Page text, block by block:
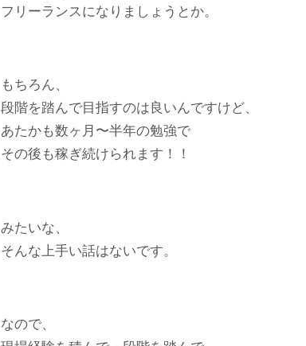
フリーランスになりましょうとか。
もちろん、
段階を踏んで目指すのは良いんですけど、
あたかも数ヶ月〜半年の勉強で
その後も稼ぎ続けられます！！
みたいな、
そんな上手い話はないです。
なので、